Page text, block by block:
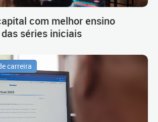
com melhor ensino
séries iniciais
carreira